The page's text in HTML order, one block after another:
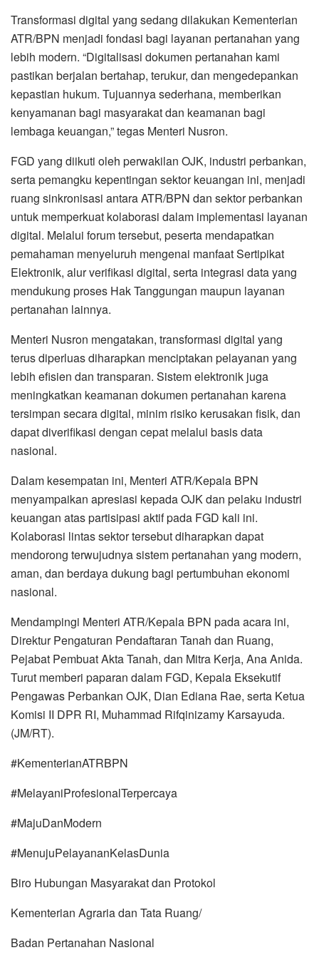
Transformasi digital yang sedang dilakukan Kementerian
ATR/BPN menjadi fondasi bagi layanan pertanahan yang
lebih modern. “Digitalisasi dokumen pertanahan kami
pastikan berjalan bertahap, terukur, dan mengedepankan
kepastian hukum. Tujuannya sederhana, memberikan
kenyamanan bagi masyarakat dan keamanan bagi
lembaga keuangan,” tegas Menteri Nusron.
FGD yang diikuti oleh perwakilan OJK, industri perbankan,
serta pemangku kepentingan sektor keuangan ini, menjadi
ruang sinkronisasi antara ATR/BPN dan sektor perbankan
untuk memperkuat kolaborasi dalam implementasi layanan
digital. Melalui forum tersebut, peserta mendapatkan
pemahaman menyeluruh mengenai manfaat Sertipikat
Elektronik, alur verifikasi digital, serta integrasi data yang
mendukung proses Hak Tanggungan maupun layanan
pertanahan lainnya.
Menteri Nusron mengatakan, transformasi digital yang
terus diperluas diharapkan menciptakan pelayanan yang
lebih efisien dan transparan. Sistem elektronik juga
meningkatkan keamanan dokumen pertanahan karena
tersimpan secara digital, minim risiko kerusakan fisik, dan
dapat diverifikasi dengan cepat melalui basis data
nasional.
Dalam kesempatan ini, Menteri ATR/Kepala BPN
menyampaikan apresiasi kepada OJK dan pelaku industri
keuangan atas partisipasi aktif pada FGD kali ini.
Kolaborasi lintas sektor tersebut diharapkan dapat
mendorong terwujudnya sistem pertanahan yang modern,
aman, dan berdaya dukung bagi pertumbuhan ekonomi
nasional.
Mendampingi Menteri ATR/Kepala BPN pada acara ini,
Direktur Pengaturan Pendaftaran Tanah dan Ruang,
Pejabat Pembuat Akta Tanah, dan Mitra Kerja, Ana Anida.
Turut memberi paparan dalam FGD, Kepala Eksekutif
Pengawas Perbankan OJK, Dian Ediana Rae, serta Ketua
Komisi II DPR RI, Muhammad Rifqinizamy Karsayuda.
(JM/RT).
#KementerianATRBPN
#MelayaniProfesionalTerpercaya
#MajuDanModern
#MenujuPelayananKelasDunia
Biro Hubungan Masyarakat dan Protokol
Kementerian Agraria dan Tata Ruang/
Badan Pertanahan Nasional